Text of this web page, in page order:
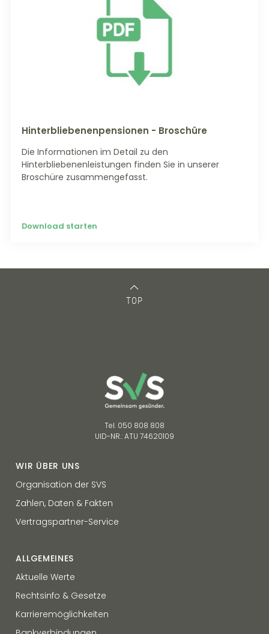
Hinterbliebenenpensionen - Broschüre
Die Informationen im Detail zu den
Hinterbliebenenleistungen finden Sie in unserer
Broschüre zusammengefasst.
Download starten
TOP
Tel. 050 808 808
UID-NR.: ATU 74620109
WIR ÜBER UNS
Organisation der SVS
Zahlen, Daten & Fakten
Vertragspartner-Service
ALLGEMEINES
Aktuelle Werte
Rechtsinfo & Gesetze
Karrieremöglichkeiten